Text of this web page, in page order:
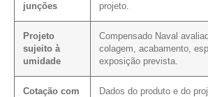
junções
projeto.
Projeto
sujeito à
umidade
Compensado Naval
colagem, acabamento,
exposição prevista.
Cotação com
Dados do produto e do